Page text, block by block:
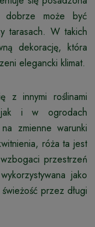
może być
tarasach. W takich
dekorację, która
elegancki klimat.
z innymi roślinami
jak i w ogrodach
zmienne warunki
róża ta jest
przestrzeń
jako
przez długi